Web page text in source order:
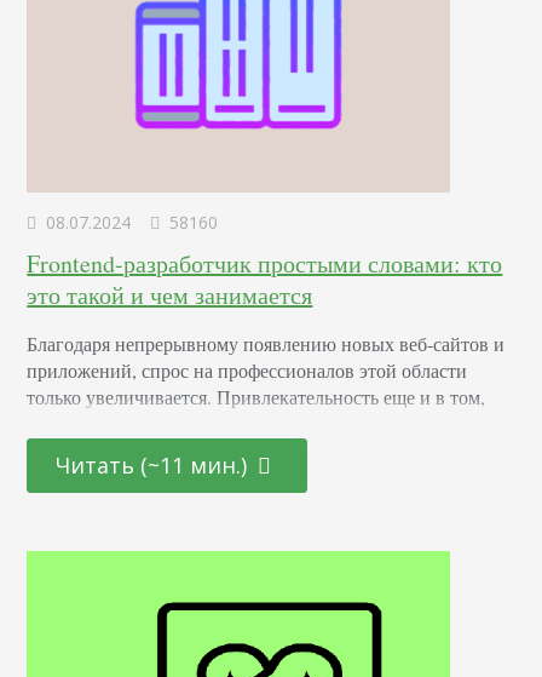
08.07.2024 58160
Frontend-разработчик простыми словами: кто
это такой и чем занимается
Благодаря непрерывному появлению новых веб-сайтов и
приложений, спрос на профессионалов этой области
только увеличивается. Привлекательность еще и в том,
специалистов, так и для тех, кто находится на стадии
переосмысления карьерного пути и готов начать все с
интерфейсов для сайтов и приложений. Он…
Читать (~11 мин.)